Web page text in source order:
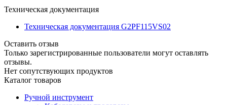
Техническая документация
Техническая документация G2PF115VS02
Оставить отзыв
Только зарегистрированные пользователи могут оставлять
отзывы.
Нет сопутствующих продуктов
Каталог товаров
Ручной инструмент